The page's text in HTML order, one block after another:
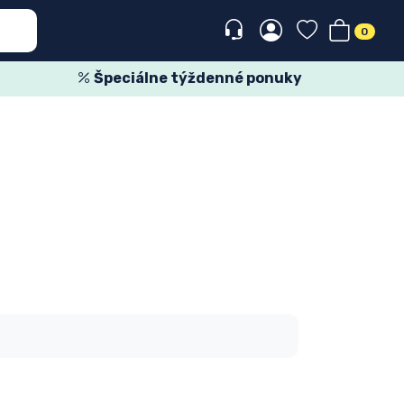
0
Špeciálne týždenné ponuky